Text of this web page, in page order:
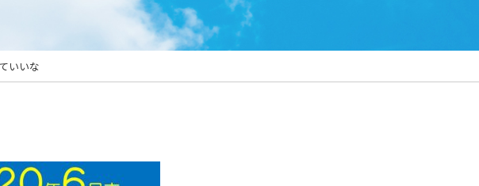
いいな